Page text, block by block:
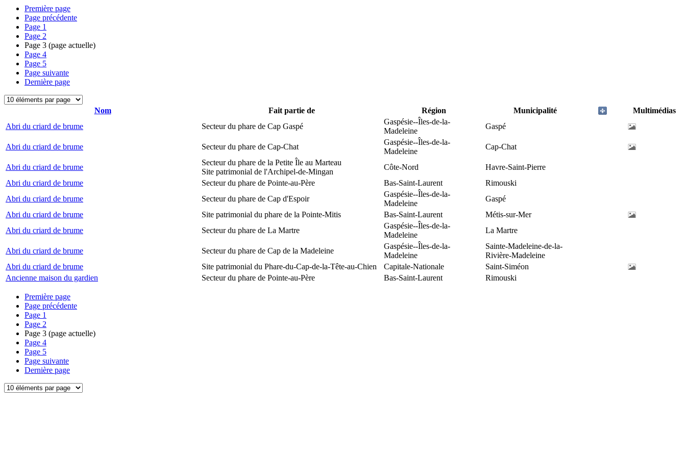
Première page
Page précédente
Page 1
Page 2
Page 3 (page actuelle)
Page 4
Page 5
Page suivante
Dernière page
Nom Fait partie de Région Municipalité
Multimédias
Abri du criard de brume
Secteur du phare de Cap Gaspé
Gaspésie--Îles-de-la-
Madeleine
Gaspé
Abri du criard de brume Secteur du phare de Cap-Chat
Gaspésie--Îles-de-la-
Madeleine
Cap-Chat
Abri du criard de brume
Secteur du phare de la Petite Île au Marteau
Site patrimonial de l'Archipel-de-Mingan
Côte-Nord
Havre-Saint-Pierre
Abri du criard de brume
Secteur du phare de Pointe-au-Père Bas-Saint-Laurent
Rimouski
Abri du criard de brume
Secteur du phare de Cap d'Espoir
Gaspésie--Îles-de-la-
Madeleine
Gaspé
Abri du criard de brume
Site patrimonial du phare de la Pointe-Mitis Bas-Saint-Laurent
Métis-sur-Mer
Abri du criard de brume
Secteur du phare de La Martre
Gaspésie--Îles-de-la-
Madeleine
La Martre
Abri du criard de brume Secteur du phare de Cap de la Madeleine
Gaspésie--Îles-de-la-
Madeleine
Sainte-Madeleine-de-la-
Rivière-Madeleine
Abri du criard de brume
Site patrimonial du Phare-du-Cap-de-la-Tête-au-Chien Capitale-Nationale
Saint-Siméon
Ancienne maison du gardien
Secteur du phare de Pointe-au-Père Bas-Saint-Laurent Rimouski
Première page
Page précédente
Page 1
Page 2
Page 3 (page actuelle)
Page 4
Page 5
Page suivante
Dernière page